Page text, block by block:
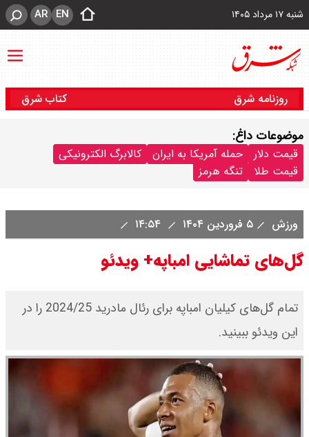
شنبه ۱۷ مرداد ۱۴۰۵ EN
AR
روزنامه شرق کتاب شرق
موضوعات داغ:
قیمت دلار حمله آمریکا به ایران
کالابرگ الکترونیکی
قیمت طلا
تنگه هرمز
ورزش ۵ فروردین ۱۴۰۴
گل‌های تماشایی امباپه+ ویدئو
تمام گل‌های کیلیان امباپه برای رئال مادرید 2024/25 را در
این ویدئو ببینید.